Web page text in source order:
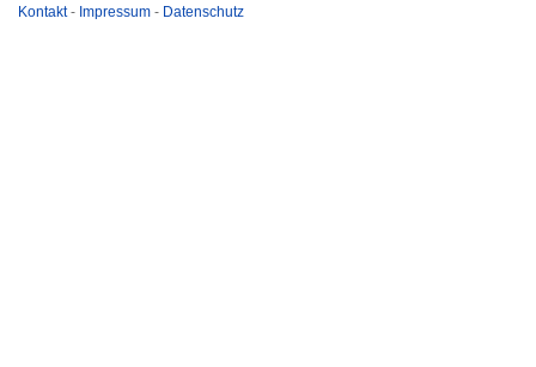
Kontakt- Impressum - Datenschutz